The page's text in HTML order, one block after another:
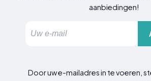
aanbiedingen!
Door uw e-mailadres in te voeren,